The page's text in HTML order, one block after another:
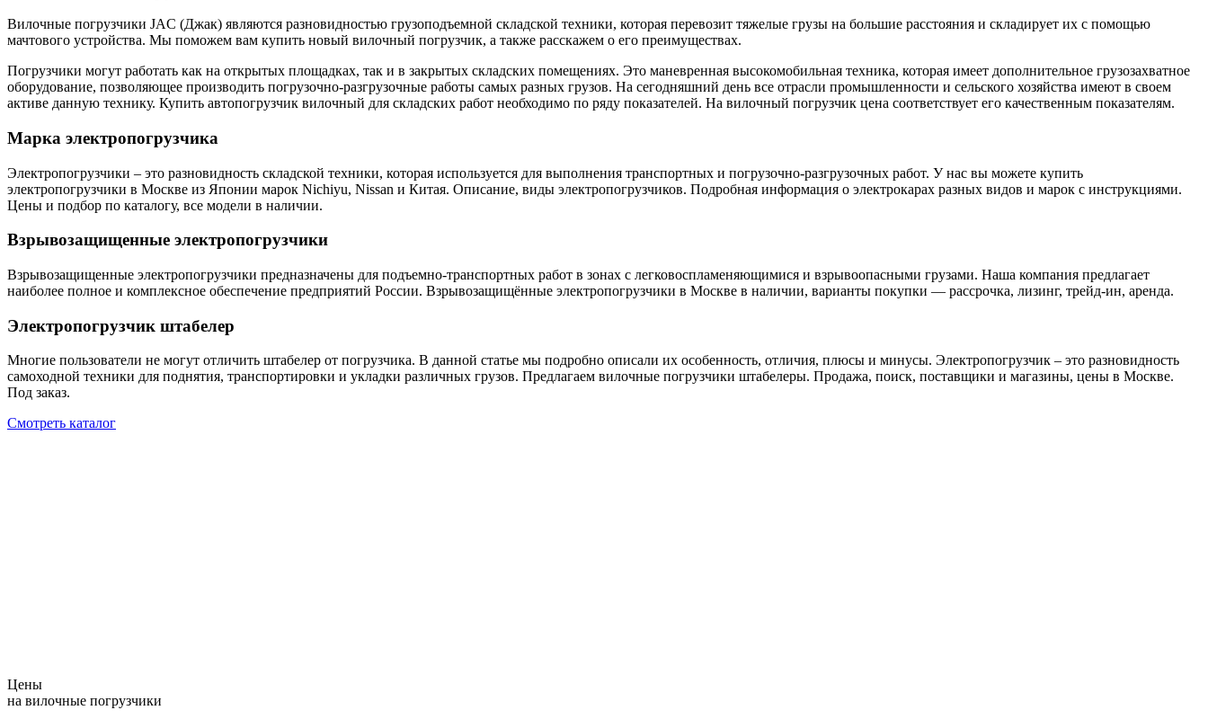
Вилочные погрузчики JAC (Джак) являются разновидностью грузоподъемной складской техники, которая перевозит тяжелые грузы на большие расстояния и складирует их с помощью
мачтового устройства. Мы поможем вам купить новый вилочный погрузчик, а также расскажем о его преимуществах.
Погрузчики могут работать как на открытых площадках, так и в закрытых складских помещениях. Это маневренная высокомобильная техника, которая имеет дополнительное грузозахватное
оборудование, позволяющее производить погрузочно-разгрузочные работы самых разных грузов. На сегодняшний день все отрасли промышленности и сельского хозяйства имеют в своем
активе данную технику. Купить автопогрузчик вилочный для складских работ необходимо по ряду показателей. На вилочный погрузчик цена соответствует его качественным показателям.
Марка электропогрузчика
Электропогрузчики – это разновидность складской техники, которая используется для выполнения транспортных и погрузочно-разгрузочных работ. У нас вы можете купить
электропогрузчики в Москве из Японии марок Nichiyu, Nissan и Китая. Описание, виды электропогрузчиков. Подробная информация о электрокарах разных видов и марок с инструкциями.
Цены и подбор по каталогу, все модели в наличии.
Взрывозащищенные электропогрузчики
Взрывозащищенные электропогрузчики предназначены для подъемно-транспортных работ в зонах с легковоспламеняющимися и взрывоопасными грузами. Наша компания предлагает
наиболее полное и комплексное обеспечение предприятий России. Взрывозащищённые электропогрузчики в Москве в наличии, варианты покупки — рассрочка, лизинг, трейд-ин, аренда.
Электропогрузчик штабелер
Многие пользователи не могут отличить штабелер от погрузчика. В данной статье мы подробно описали их особенность, отличия, плюсы и минусы. Электропогрузчик – это разновидность
самоходной техники для поднятия, транспортировки и укладки различных грузов. Предлагаем вилочные погрузчики штабелеры. Продажа, поиск, поставщики и магазины, цены в Москве.
Под заказ.
Смотреть каталог
Цены
на вилочные погрузчики